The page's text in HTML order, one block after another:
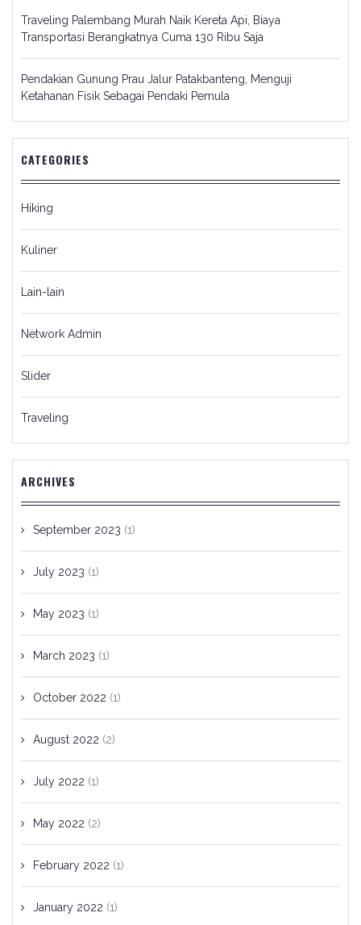
Traveling Palembang Murah Naik Kereta Api, Biaya
Transportasi Berangkatnya Cuma 130 Ribu Saja
Pendakian Gunung Prau Jalur Patakbanteng, Menguji
Ketahanan Fisik Sebagai Pendaki Pemula
CATEGORIES
Hiking
Kuliner
Lain-lain
Network Admin
Slider
Traveling
ARCHIVES
September 2023 (1)
July 2023 (1)
May 2023 (1)
March 2023 (1)
October 2022 (1)
August 2022 (2)
July 2022 (1)
May 2022 (2)
February 2022 (1)
January 2022 (1)